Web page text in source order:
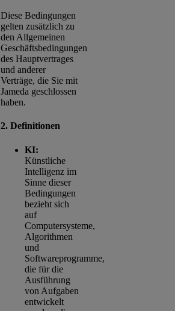
Diese Bedingungen
gelten zusätzlich zu
den Allgemeinen
Geschäftsbedingungen
des Hauptvertrages
und anderer
Verträge, die Sie mit
Jameda geschlossen
haben.
2. Definitionen
KI:
Künstliche
Intelligenz im
Sinne dieser
Bedingungen
bezieht sich
auf
Computersysteme,
Algorithmen
und
Softwareprogramme,
die für die
Ausführung
von Aufgaben
entwickelt